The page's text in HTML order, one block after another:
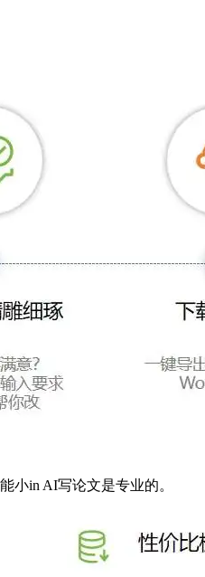
小in AI写论文是专业的。